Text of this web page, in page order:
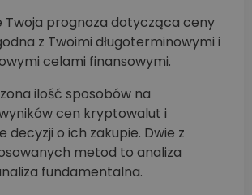
Twoja prognoza dotycząca ceny
z Twoimi długoterminowymi i
celami finansowymi.
ilość sposobów na
cen kryptowalut i
decyzji o ich zakupie. Dwie z
metod to analiza
fundamentalna.